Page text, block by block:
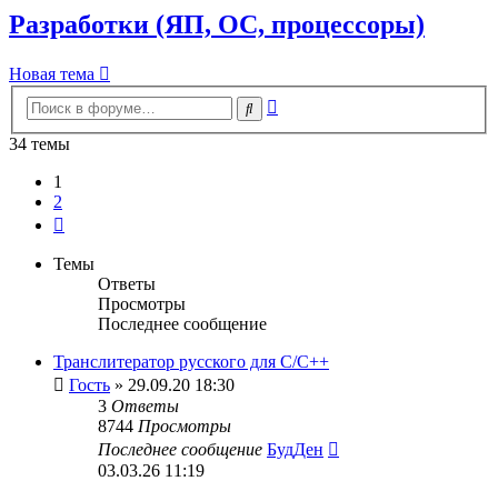
Разработки (ЯП, ОС, процессоры)
Новая тема
Поиск
34 темы
1
2
Темы
Ответы
Просмотры
Последнее сообщение
Транслитератор русского для С/С++
Гость » 29.09.20 18:30
3 Ответы
8744 Просмотры
Последнее сообщение БудДен
03.03.26 11:19